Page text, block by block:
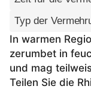
Typ der
In warmen
zerumbet in
und mag
Teilen Sie die